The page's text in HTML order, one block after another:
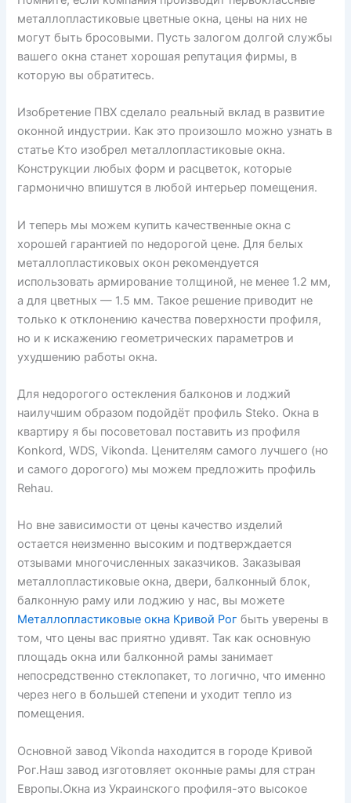
металлопластиковые цветные окна, цены на них не
могут быть бросовыми. Пусть залогом долгой службы
вашего окна станет хорошая репутация фирмы, в
которую вы обратитесь.
Изобретение ПВХ сделало реальный вклад в развитие
оконной индустрии. Как это произошло можно узнать в
статье Кто изобрел металлопластиковые окна.
Конструкции любых форм и расцветок, которые
гармонично впишутся в любой интерьер помещения.
И теперь мы можем купить качественные окна с
хорошей гарантией по недорогой цене. Для белых
металлопластиковых окон рекомендуется
использовать армирование толщиной, не менее 1.2 мм,
а для цветных — 1.5 мм. Такое решение приводит не
только к отклонению качества поверхности профиля,
но и к искажению геометрических параметров и
ухудшению работы окна.
Для недорогого остекления балконов и лоджий
наилучшим образом подойдёт профиль Steko. Окна в
квартиру я бы посоветовал поставить из профиля
Konkord, WDS, Vikonda. Ценителям самого лучшего (но
и самого дорогого) мы можем предложить профиль
Rehau.
Но вне зависимости от цены качество изделий
остается неизменно высоким и подтверждается
отзывами многочисленных заказчиков. Заказывая
металлопластиковые окна, двери, балконный блок,
балконную раму или лоджию у нас, вы можете
Металлопластиковые окна Кривой Рог быть уверены в
том, что цены вас приятно удивят. Так как основную
площадь окна или балконной рамы занимает
непосредственно стеклопакет, то логично, что именно
через него в большей степени и уходит тепло из
помещения.
Основной завод Vikonda находится в городе Кривой
Рог.Наш завод изготовляет оконные рамы для стран
Европы.Окна из Украинского профиля-это высокое